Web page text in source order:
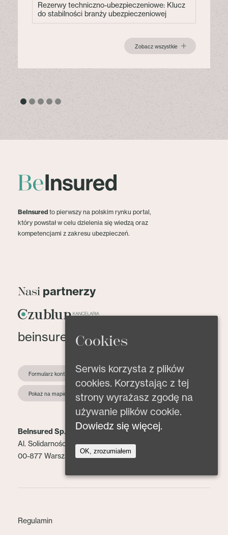
Rezerwy techniczno-ubezpieczeniowe: Klucz
do stabilności branży ubezpieczeniowej
Zobacz wszystkie
BeInsured to pierwszy na polskim rynku portal,
który powstał w celu dzielenia się wiedzą oraz
kompetencjami z zakresu ubezpieczeń.
Nasi partnerzy
beinsured@beinsured.pl
Formularz kontaktowy
Pokaż na mapie
BeInsured Sp. z o.o.
Al. Solidarności 153 lok. 2
00-877 Warszawa
Regulamin
Cookies
Serwis korzysta z plików
cookies. Korzystając z tej
strony wyrażasz zgodę na
używanie plików cookie.
Dowiedz się więcej.
OK, zrozumiałem